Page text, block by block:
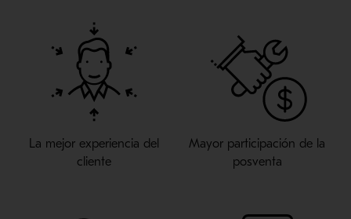
La mejor experiencia del
cliente
Mayor participación de la
posventa